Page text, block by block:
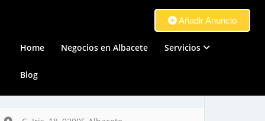
Añadir Anuncio
Home Negocios en Albacete Servicios
Blog